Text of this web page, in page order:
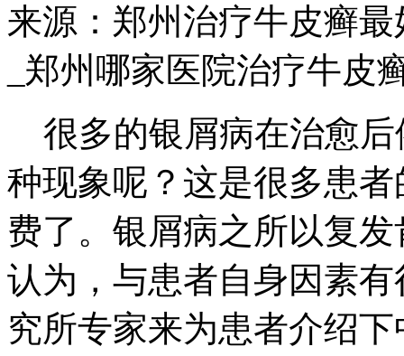
来源：郑州治疗牛皮癣
_郑州哪家医院治疗牛皮
很多的银屑病在治愈后
种现象呢？这是很多患
费了。银屑病之所以复
认为，与患者自身因素
究所专家来为患者介绍